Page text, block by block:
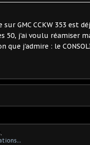
GMC CCKW 353 est
50, j'ai voulu réamiser
j'admire : le